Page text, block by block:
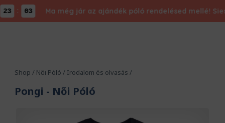
: 03 Ma még jár az ajándék póló rendelésed mellé!
Shop / Női Póló / Irodalom és olvasás /
Pongi - Női Póló